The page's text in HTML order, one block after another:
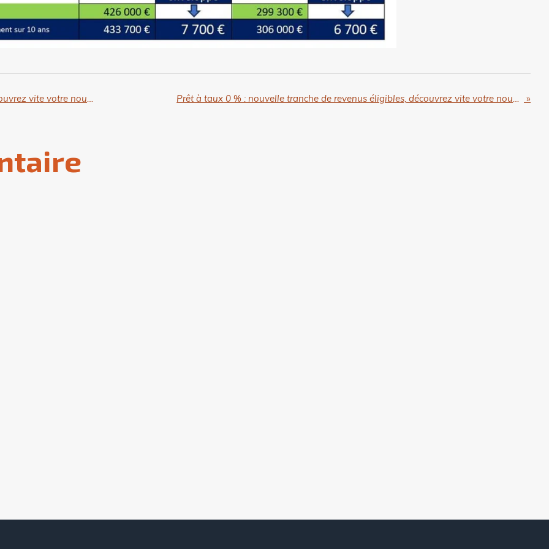
Prêt à taux 0 % : nouvelle tranche de revenus éligibles, découvrez vite votre nouvelle capacité d'emprunt (couple avec 2 enfants) ! Prêt à taux 0 % : nouvelle tranche de revenus éligibles, découvrez vite votre nouvelle capacité d'emprunt (couple avec 1 enfant)! »